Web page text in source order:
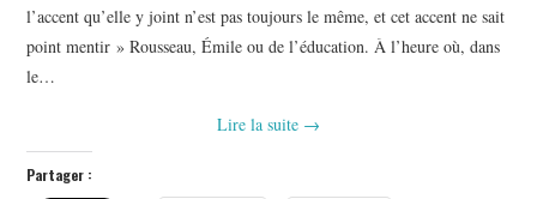
l’accent qu’elle y joint n’est pas toujours le même, et cet accent ne sait
point mentir » Rousseau, Émile ou de l’éducation. À l’heure où, dans
le…
Lire la suite →
Partager :